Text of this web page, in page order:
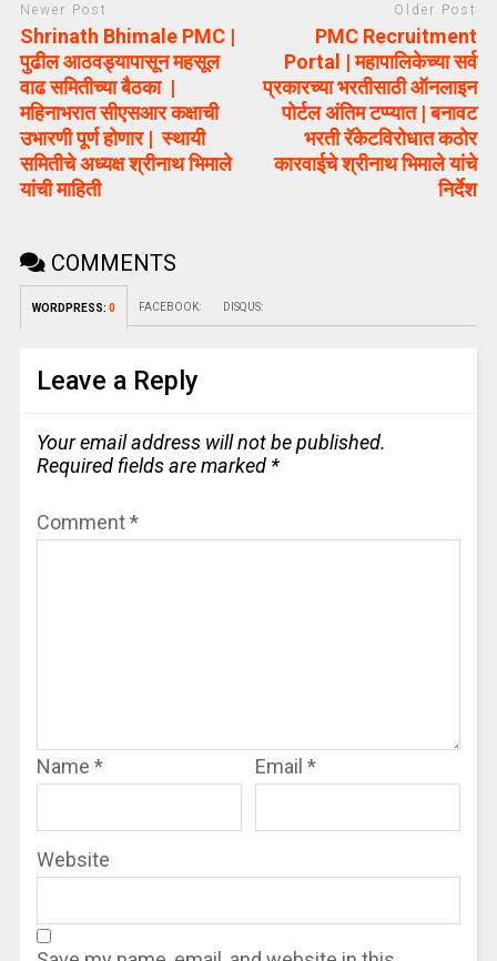
Newer Post
Shrinath Bhimale PMC |
पुढील आठवड्यापासून महसूल
वाढ समितीच्या बैठका |
महिनाभरात सीएसआर कक्षाची
उभारणी पूर्ण होणार | स्थायी
समितीचे अध्यक्ष श्रीनाथ भिमाले
यांची माहिती
Older Post
PMC Recruitment
Portal | महापालिकेच्या सर्व
प्रकारच्या भरतीसाठी ऑनलाइन
पोर्टल अंतिम टप्प्यात | बनावट
भरती रॅकेटविरोधात कठोर
कारवाईचे श्रीनाथ भिमाले यांचे
निर्देश
COMMENTS
WORDPRESS: 0 FACEBOOK: DISQUS:
Leave a Reply
Your email address will not be published.
Required fields are marked *
Comment*
Name * Email *
Website